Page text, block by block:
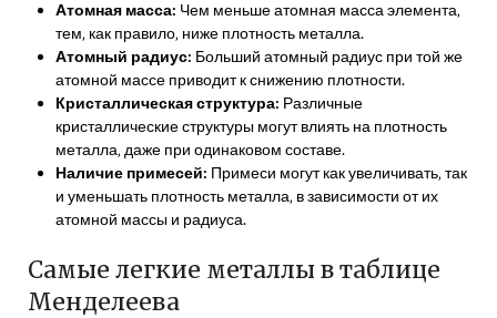
Атомная масса: Чем меньше атомная масса элемента‚
тем‚ как правило‚ ниже плотность металла.
Атомный радиус: Больший атомный радиус при той же
атомной массе приводит к снижению плотности.
Кристаллическая структура: Различные
кристаллические структуры могут влиять на плотность
металла‚ даже при одинаковом составе.
Наличие примесей: Примеси могут как увеличивать‚ так
и уменьшать плотность металла‚ в зависимости от их
атомной массы и радиуса.
Самые легкие металлы в таблице
Менделеева